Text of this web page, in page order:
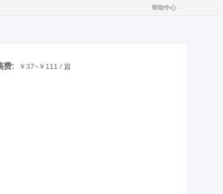
帮助中心
费: ￥37~￥111 / 篇